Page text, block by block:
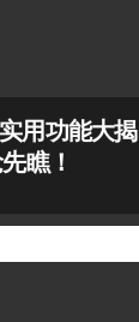
用功能大揭
瞧！